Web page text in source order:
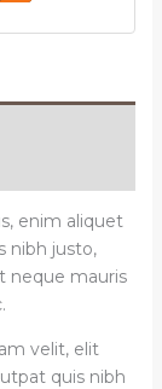
enim aliquet
nibh justo,
neque mauris
velit, elit
quis nibh